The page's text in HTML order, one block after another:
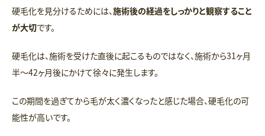
硬毛化を見分けるためには、施術後の経過をしっかりと観察すること
が大切です。
硬毛化は、施術を受けた直後に起こるものではなく、施術から31ヶ月
半〜42ヶ月後にかけて徐々に発生します。
この期間を過ぎてから毛が太く濃くなったと感じた場合、硬毛化の可
能性が高いです。